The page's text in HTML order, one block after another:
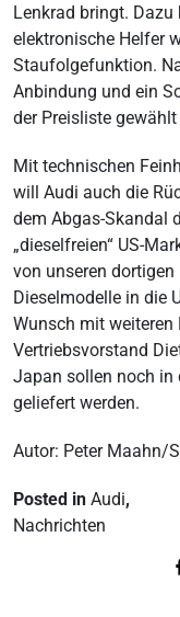
Lenkrad bringt.
elektronische Helfer
Staufolgefunktion.
Anbindung und ein
der Preisliste gewählt
Mit technischen
will Audi auch die
dem Abgas-Skandal
„dieselfreien“ US-
von unseren
Dieselmodelle in die
Wunsch mit weiteren
Vertriebsvorstand
Japan sollen noch in
geliefert werden.
Autor: Peter Maahn/
Posted in Audi,
Nachrichten